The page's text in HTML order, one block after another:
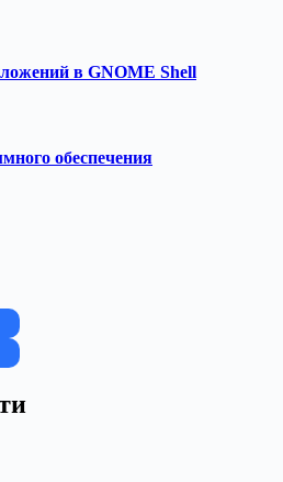
в GNOME Shell
обеспечения